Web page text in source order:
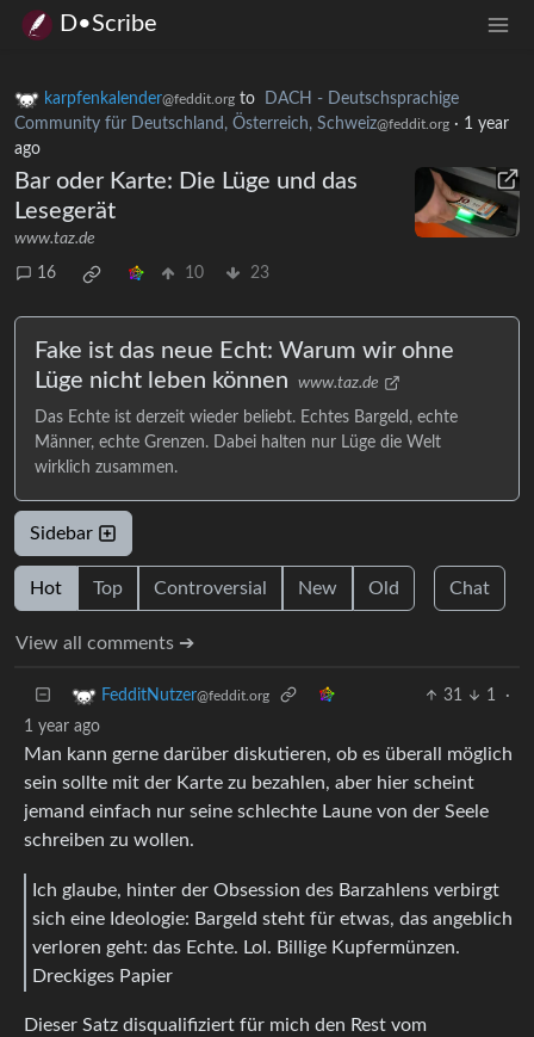
D•Scribe
karpfenkalender@feddit.org to
DACH - Deutschsprachige
Community für Deutschland, Österreich, Schweiz@feddit.org · 1 year
ago
Bar oder Karte: Die Lüge und das
Lesegerät
www.taz.de
16 10 23
Fake ist das neue Echt: Warum wir ohne
Lüge nicht leben können
www.taz.de
Das Echte ist derzeit wieder beliebt. Echtes Bargeld, echte
Männer, echte Grenzen. Dabei halten nur Lüge die Welt
wirklich zusammen.
Sidebar
Hot Top Controversial New Old Chat
View all comments ➔
FedditNutzer@feddit.org 31 1
·
1 year ago
Man kann gerne darüber diskutieren, ob es überall möglich
sein sollte mit der Karte zu bezahlen, aber hier scheint
jemand einfach nur seine schlechte Laune von der Seele
schreiben zu wollen.
Ich glaube, hinter der Obsession des Barzahlens verbirgt
sich eine Ideologie: Bargeld steht für etwas, das angeblich
verloren geht: das Echte. Lol. Billige Kupfermünzen.
Dreckiges Papier
Dieser Satz disqualifiziert für mich den Rest vom